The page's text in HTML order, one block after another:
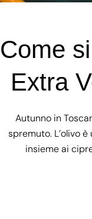
Come
Extra
Autunno in
spremuto. L’olivo
insieme ai